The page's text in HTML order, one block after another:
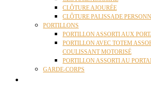
CLÔTURE AJOURÉE
CLÔTURE PALISSADE
PORTILLONS
PORTILLON ASSORTI AUX
PORTILLON AVEC TOTEM
COULISSANT MOTORISÉ
PORTILLON ASSORTI AU
GARDE-CORPS